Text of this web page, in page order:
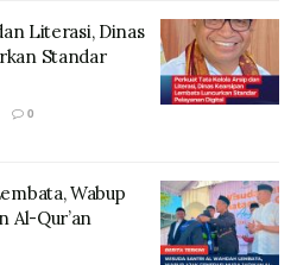
Literasi, Dinas
Standar
0
Wabup
Al-Qur’an